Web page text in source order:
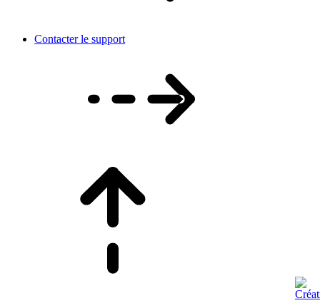
Contacter le support